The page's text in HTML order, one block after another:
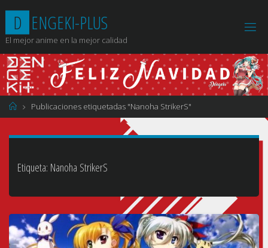
contenido
D ENGEKI-PLUS
El mejor anime en la mejor calidad
Página
de
Publicaciones etiquetadas "Nanoha StrikerS"
Etiqueta: Nanoha StrikerS